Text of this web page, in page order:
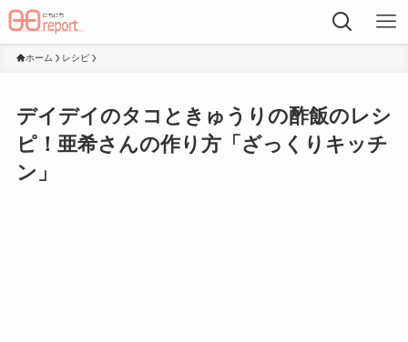
ホーム レシピ
デイデイのタコときゅうりの酢飯のレシ
ピ！亜希さんの作り方「ざっくりキッチ
ン」